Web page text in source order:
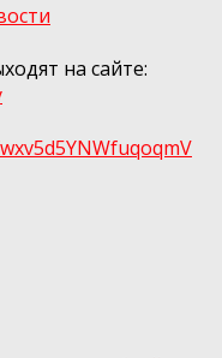
на сайте: